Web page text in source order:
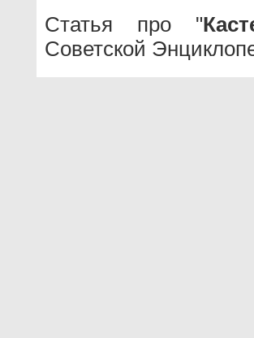
Статья про "
Советской